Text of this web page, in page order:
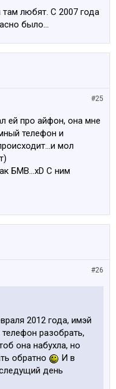
любят. С 2007 года
было...
#25
ей про айфон, она мне
телефон и
мол
БМВ...xD С ним
#26
2012 года, имэй
разобрать,
она набухла, но
обратно
И в
день